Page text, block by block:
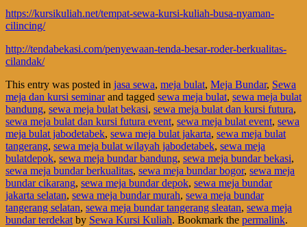
https://kursikuliah.net/tempat-sewa-kursi-kuliah-busa-nyaman-
cilincing/
http://tendabekasi.com/penyewaan-tenda-besar-roder-berkualitas-
cilandak/
This entry was posted in jasa sewa, meja bulat, Meja Bundar, Sewa
meja dan kursi seminarand tagged sewa meja bulat, sewa meja bulat
bandung, sewa meja bulat bekasi, sewa meja bulat dan kursi futura,
sewa meja bulat dan kursi futura event, sewa meja bulat event, sewa
meja bulat jabodetabek, sewa meja bulat jakarta, sewa meja bulat
tangerang, sewa meja bulat wilayah jabodetabek, sewa meja
bulatdepok, sewa meja bundar bandung, sewa meja bundar bekasi,
sewa meja bundar berkualitas, sewa meja bundar bogor, sewa meja
bundar cikarang, sewa meja bundar depok, sewa meja bundar
jakarta selatan, sewa meja bundar murah, sewa meja bundar
tangerang selatan, sewa meja bundar tangerang sleatan, sewa meja
bundar terdekat by Sewa Kursi Kuliah. Bookmark the permalink.